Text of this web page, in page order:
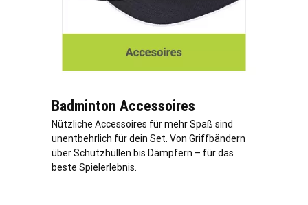
Badminton Accessoires
Nützliche Accessoires für mehr Spaß sind
unentbehrlich für dein Set. Von Griffbändern
über Schutzhüllen bis Dämpfern – für das
beste Spielerlebnis.